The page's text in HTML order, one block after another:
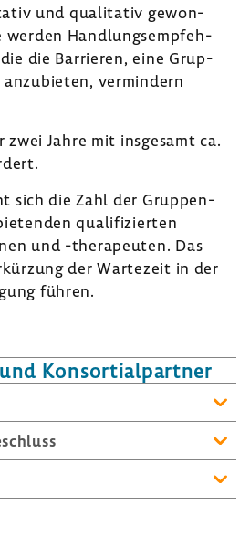
und quali­tativ gewon­
werden Hand­lungs­emp­feh­
die Barrieren, eine Grup­
vermin­dern
Jahre mit insge­samt ca.
sich die Zahl der Grup­pen­
quali­fi­zierten
und -​therapeuten. Das
der Warte­zeit in der
führen.
Konsor­ti­al­partner